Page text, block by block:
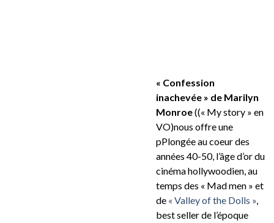
« Confession
inachevée » de Marilyn
Monroe((« My story » en
VO)nous offre une
pPlongée au coeur des
années 40-50, l’âge d’or du
cinéma hollywoodien, au
temps des « Mad men » et
de « Valley of the Dolls »
best seller de l’époque